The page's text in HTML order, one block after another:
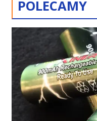
POLECAMY